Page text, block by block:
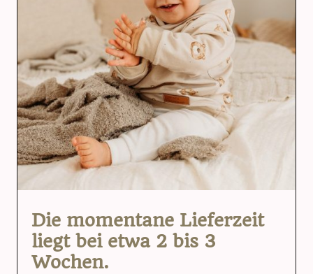
Die momentane Lieferzeit
liegt bei etwa 2 bis 3
Wochen.